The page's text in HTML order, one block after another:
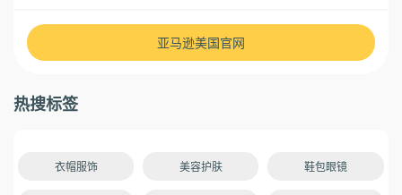
亚马逊美国官网
热搜标签
衣帽服饰 美容护肤 鞋包眼镜